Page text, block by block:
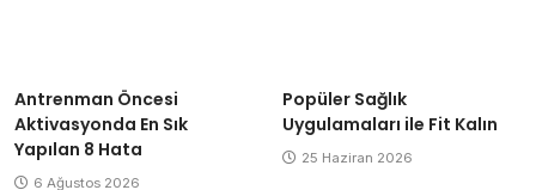
Antrenman Öncesi
Aktivasyonda En Sık
Yapılan 8 Hata
6 Ağustos 2026
Popüler Sağlık
Uygulamaları ile Fit Kalın
25 Haziran 2026